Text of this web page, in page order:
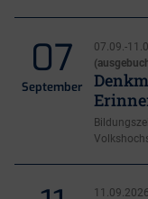
07
September
07.09.-